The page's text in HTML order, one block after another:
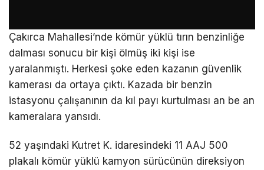
Çakırca Mahallesi’nde kömür yüklü tırın benzinliğe
dalması sonucu bir kişi ölmüş iki kişi ise
yaralanmıştı. Herkesi şoke eden kazanın güvenlik
kamerası da ortaya çıktı. Kazada bir benzin
istasyonu çalışanının da kıl payı kurtulması an be an
kameralara yansıdı.
52 yaşındaki Kutret K. idaresindeki 11 AAJ 500
plakalı kömür yüklü kamyon sürücünün direksiyon